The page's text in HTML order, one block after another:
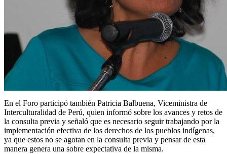
En el Foro participó también Patricia Balbuena, Viceministra de
Interculturalidad de Perú, quien informó sobre los avances y retos de
la consulta previa y señaló que es necesario seguir trabajando por la
implementación efectiva de los derechos de los pueblos indígenas,
ya que estos no se agotan en la consulta previa y pensar de esta
manera genera una sobre expectativa de la misma.